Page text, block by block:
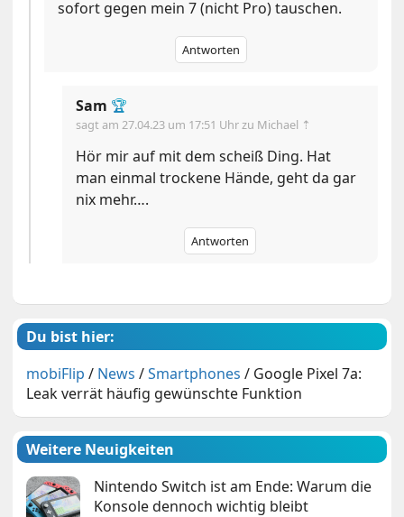
sofort gegen mein 7 (nicht Pro) tauschen.
Antworten
Sam 🏆
sagt am27.04.23 um 17:51 Uhrzu Michael ⇡
Hör mir auf mit dem scheiß Ding. Hat
man einmal trockene Hände, geht da gar
nix mehr….
Antworten
Du bist hier:
mobiFlip / News /Smartphones / Google Pixel 7a:
Leak verrät häufig gewünschte Funktion
Weitere Neuigkeiten
Nintendo Switch ist am Ende: Warum die
Konsole dennoch wichtig bleibt